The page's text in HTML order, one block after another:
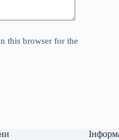
this browser for the